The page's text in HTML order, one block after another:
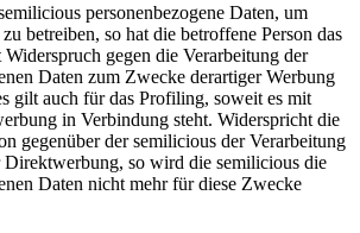
personenbezogene Daten, um
betreiben, so hat die betroffene Person das
gegen die Verarbeitung der
Daten zum Zwecke derartiger Werbung
gilt auch für das Profiling, soweit es mit
in Verbindung steht. Widerspricht die
gegenüber der semilicious der Verarbeitung
so wird die semilicious die
Daten nicht mehr für diese Zwecke